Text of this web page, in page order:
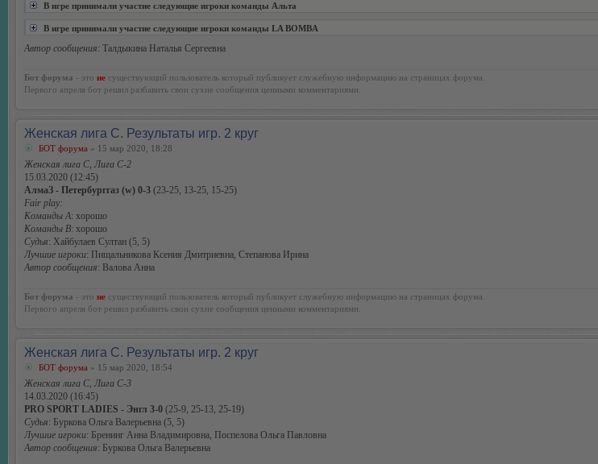
В игре принимали участие следующие игроки команды Альта
В игре принимали участие следующие игроки команды LA BOMBA
Автор сообщения: Талдыкина Наталья Сергеевна
Бот форума - это не существующий пользователь который публикует служебную информацию на страницах форума.
Первого апреля бот решил разбавить свои сухие сообщения ценными комментариями.
Женская лига С. Результаты игр. 2 круг
БОТ форума » 15 мар 2020, 18:28
Женская лига С, Лига С-2
15.03.2020 (12:45)
АлмаЗ - Петербурггаз (w) 0-3 (23-25, 13-25, 15-25)
Fair play:
Команды А: хорошо
Команды В: хорошо
Судья: Хайбулаев Султан (5, 5)
Лучшие игроки: Пищальникова Ксения Дмитриевна, Степанова Ирина
Автор сообщения: Валова Анна
Бот форума - это не существующий пользователь который публикует служебную информацию на страницах форума.
Первого апреля бот решил разбавить свои сухие сообщения ценными комментариями.
Женская лига С. Результаты игр. 2 круг
БОТ форума » 15 мар 2020, 18:54
Женская лига С, Лига С-3
14.03.2020 (16:45)
PRO SPORT LADIES - Энгл 3-0 (25-9, 25-13, 25-19)
Судья: Буркова Ольга Валерьевна (5, 5)
Лучшие игроки: Бренинг Анна Владимировна, Поспелова Ольга Павловна
Автор сообщения: Буркова Ольга Валерьевна